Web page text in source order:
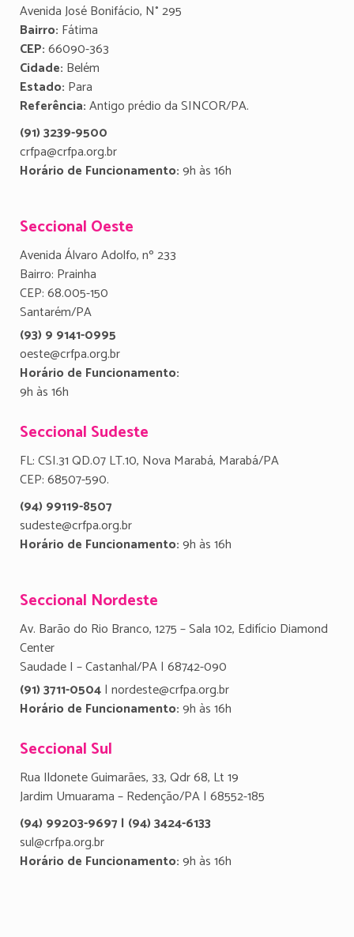
Avenida José Bonifácio, N° 295
Bairro: Fátima
CEP:66090-363
Cidade: Belém
Estado: Para
Referência:Antigo prédio da SINCOR/PA.
(91) 3239-9500
crfpa@crfpa.org.br
Horário de Funcionamento:9h às 16h
Seccional Oeste
Avenida Álvaro Adolfo, nº 233
Bairro: Prainha
CEP: 68.005-150
Santarém/PA
(93) 9 9141-0995
oeste@crfpa.org.br
Horário de Funcionamento:
9h às 16h
Seccional Sudeste
FL: CSI.31 QD.07 LT.10, Nova Marabá, Marabá/PA
CEP: 68507-590.
(94) 99119-8507
sudeste@crfpa.org.br
Horário de Funcionamento:9h às 16h
Seccional Nordeste
Av. Barão do Rio Branco, 1275 – Sala 102, Edifício Diamond
Center
Saudade I – Castanhal/PA | 68742-090
(91) 3711-0504| nordeste@crfpa.org.br
Horário de Funcionamento:9h às 16h
Seccional Sul
Rua Ildonete Guimarães, 33, Qdr 68, Lt 19
Jardim Umuarama – Redenção/PA | 68552-185
(94) 99203-9697 | (94) 3424-6133
sul@crfpa.org.br
Horário de Funcionamento:9h às 16h